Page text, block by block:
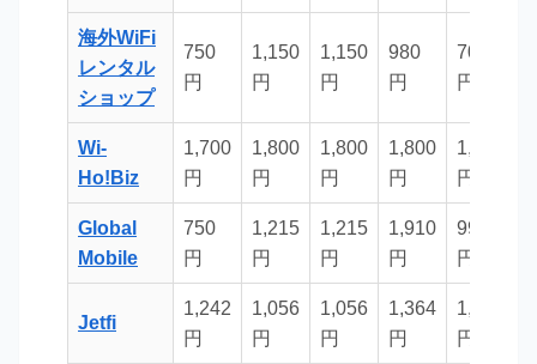
海外WiFi
レンタル
ショップ
750
円
1,150
円
1,150
円
980
円
700
円
Wi-
Ho!Biz
1,700
円
1,800
円
1,800
円
1,800
円
1,700
円
Global
Mobile
750
円
1,215
円
1,215
円
1,910
円
990
円
Jetfi
1,242
円
1,056
円
1,056
円
1,364
円
1,320
円